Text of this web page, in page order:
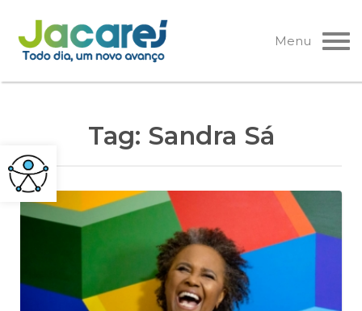
Pular
para
o
Menu
Tag: Sandra Sá